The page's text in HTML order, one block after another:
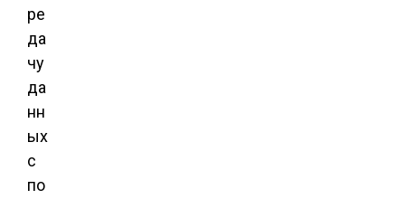
ре
да
чу
да
нн
ых
с
по